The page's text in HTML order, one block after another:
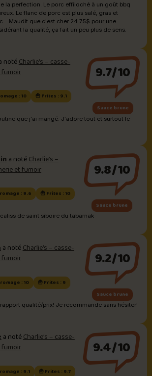
la perfection. Le porc effiloché à un goût bbq
Le flanc de porc est plus salé, gras et
Maudit que c'est cher 24.75$ pour une
la qualité, ça fait un peu plus de sens.
notéCharlie’s – casse-
fumoir
: 10 🍟 Frites : 9.1
9.7/10
Sauce brune
que j'ai mangé. J'adore tout et surtout le
a notéCharlie’s –
et fumoir
: 9.6 🍟 Frites : 10
9.8/10
Sauce brune
de saint siboire du tabarnak
a notéCharlie’s – casse-
fumoir
: 10 🍟 Frites : 9
9.2/10
Sauce brune
qualité/prix! Je recommande sans hésiter!
a notéCharlie’s – casse-
fumoir
: 9.1 🍟 Frites : 9.7
9.4/10